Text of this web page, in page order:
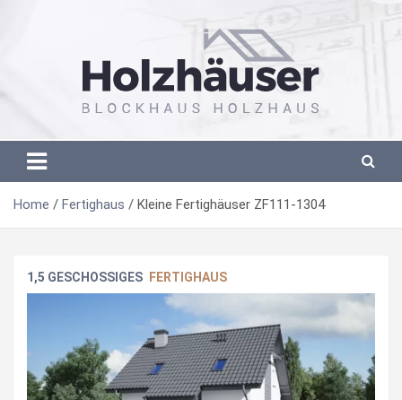
Blockhaus Holzhaus aus Polen
Home Fertighaus Kleine Fertighäuser ZF111-1304
1,5 GESCHOSSIGES FERTIGHAUS